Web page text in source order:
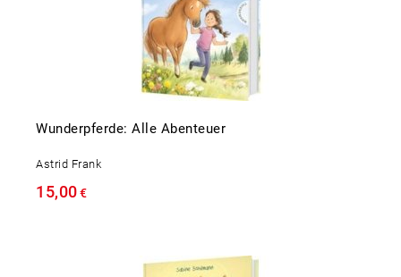
Wunderpferde: Alle Abenteuer
Astrid Frank
15,00€